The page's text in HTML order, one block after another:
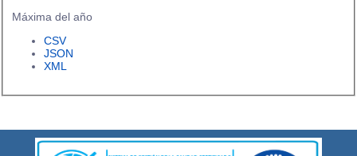
Máxima del año
CSV
JSON
XML